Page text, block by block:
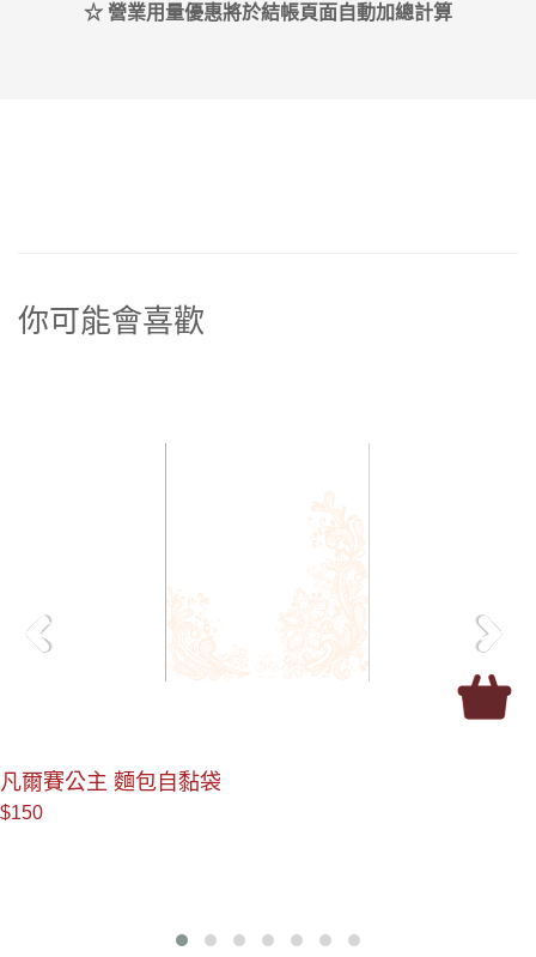
☆ 營業用量優惠將於結帳頁面自動加總計算
你可能會喜歡
凡爾賽公主 麵包平口袋
＜ ＞